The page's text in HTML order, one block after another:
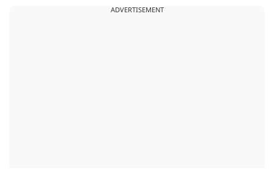
ADVERTISEMENT